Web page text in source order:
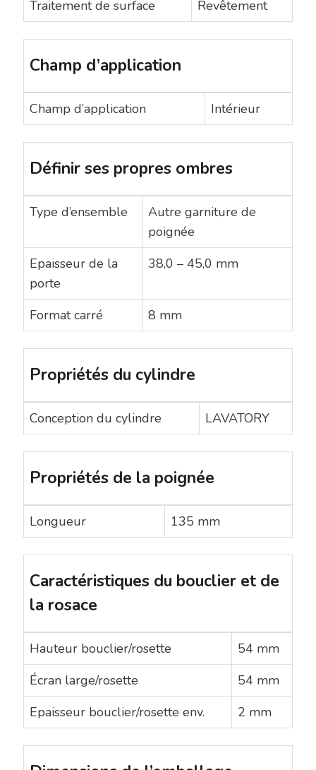
Traitement de surface Revêtement
Champ d’application
Champ d’application Intérieur
Définir ses propres ombres
Type d’ensemble
Autre garniture de
poignée
Epaisseur de la
porte
38,0 – 45,0 mm
Format carré 8 mm
Propriétés du cylindre
Conception du cylindre LAVATORY
Propriétés de la poignée
Longueur 135 mm
Caractéristiques du bouclier et de
la rosace
Hauteur bouclier/rosette
54 mm
Écran large/rosette
54 mm
Epaisseur bouclier/rosette env.
2 mm